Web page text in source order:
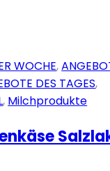
WOCHE,
DES TAGES,
, Milchprodukte